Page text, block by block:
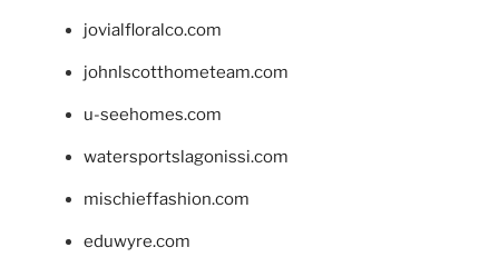
jovialfloralco.com
johnlscotthometeam.com
u-seehomes.com
watersportslagonissi.com
mischieffashion.com
eduwyre.com